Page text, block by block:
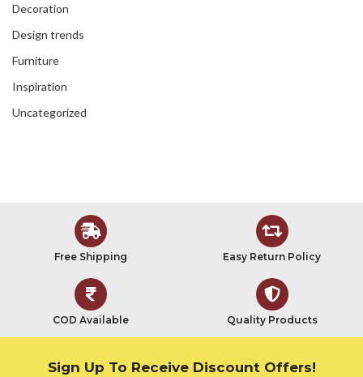
Decoration
Design trends
Furniture
Inspiration
Uncategorized
Free Shipping Easy Return Policy
COD Available Quality Products
Sign Up To Receive Discount Offers!